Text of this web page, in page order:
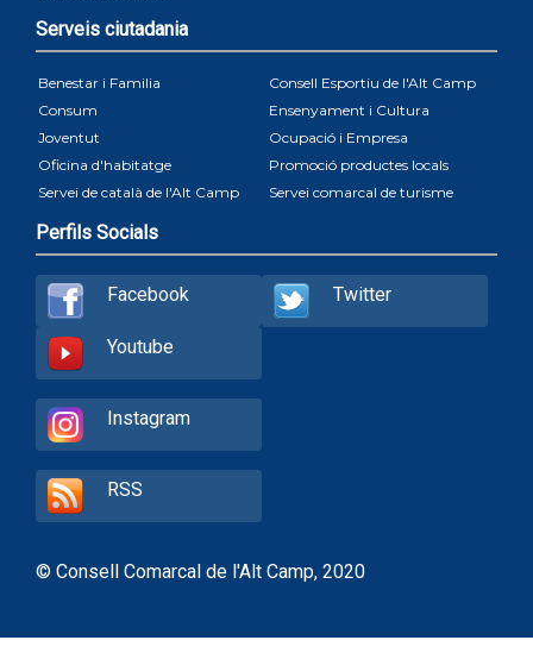
Serveis ciutadania
Benestar i Familia
Consell Esportiu de l'Alt Camp
Consum
Ensenyament i Cultura
Joventut
Ocupació i Empresa
Oficina d'habitatge
Promoció productes locals
Servei de català de l'Alt Camp
Servei comarcal de turisme
Perfils Socials
Facebook Twitter
Youtube
Instagram
RSS
© Consell Comarcal de l'Alt Camp, 2020